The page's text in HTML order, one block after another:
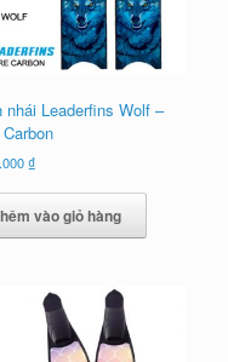
nhái Leaderfins Wolf –
₫
vào giỏ hàng